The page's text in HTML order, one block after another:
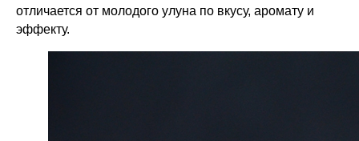
отличается от молодого улуна по вкусу, аромату и
эффекту.